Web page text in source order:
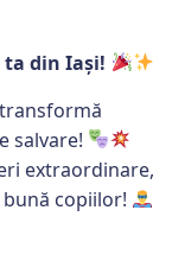
ta din Iași!
salvare!
extraordinare,
copiilor!